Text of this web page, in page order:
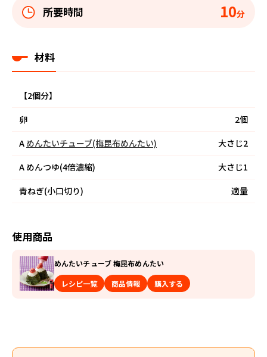
所要時間 10分
材料
【2個分】
卵
2個
A めんたいチューブ(梅昆布めんたい)
大さじ2
A めんつゆ(4倍濃縮)
大さじ1
青ねぎ(小口切り)
適量
使用商品
めんたいチューブ 梅昆布めんたい
レシピ一覧
商品情報 購入する